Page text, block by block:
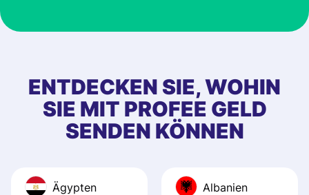
ENTDECKEN SIE, WOHIN
SIE MIT PROFEE GELD
SENDEN KÖNNEN
Ägypten Albanien